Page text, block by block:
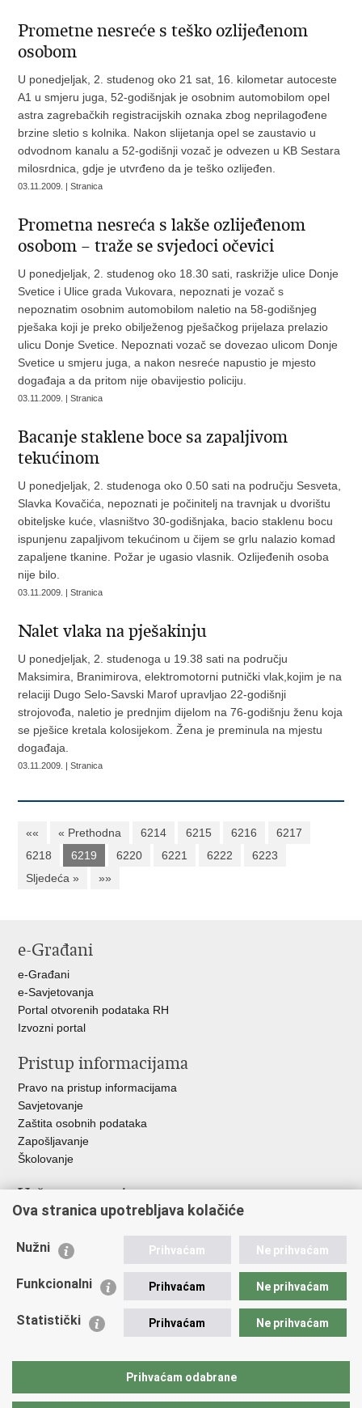
Prometne nesreće s teško ozlijeđenom
osobom
U ponedjeljak, 2. studenog oko 21 sat, 16. kilometar autoceste
A1 u smjeru juga, 52-godišnjak je osobnim automobilom opel
astra zagrebačkih registracijskih oznaka zbog neprilagođene
brzine sletio s kolnika. Nakon slijetanja opel se zaustavio u
odvodnom kanalu a 52-godišnji vozač je odvezen u KB Sestara
milosrdnica, gdje je utvrđeno da je teško ozlijeđen.
03.11.2009. | Stranica
Prometna nesreća s lakše ozlijeđenom
osobom – traže se svjedoci očevici
U ponedjeljak, 2. studenog oko 18.30 sati, raskrižje ulice Donje
Svetice i Ulice grada Vukovara, nepoznati je vozač s
nepoznatim osobnim automobilom naletio na 58-godišnjeg
pješaka koji je preko obilježenog pješačkog prijelaza prelazio
ulicu Donje Svetice. Nepoznati vozač se dovezao ulicom Donje
Svetice u smjeru juga, a nakon nesreće napustio je mjesto
događaja a da pritom nije obavijestio policiju.
03.11.2009. | Stranica
Bacanje staklene boce sa zapaljivom
tekućinom
U ponedjeljak, 2. studenoga oko 0.50 sati na području Sesveta,
Slavka Kovačića, nepoznati je počinitelj na travnjak u dvorištu
obiteljske kuće, vlasništvo 30-godišnjaka, bacio staklenu bocu
ispunjenu zapaljivom tekućinom u čijem se grlu nalazio komad
zapaljene tkanine. Požar je ugasio vlasnik. Ozlijeđenih osoba
nije bilo.
03.11.2009. | Stranica
Nalet vlaka na pješakinju
U ponedjeljak, 2. studenoga u 19.38 sati na području
Maksimira, Branimirova, elektromotorni putnički vlak,kojim je na
relaciji Dugo Selo-Savski Marof upravljao 22-godišnji
strojovođa, naletio je prednjim dijelom na 76-godišnju ženu koja
se pješice kretala kolosijekom. Žena je preminula na mjestu
događaja.
03.11.2009. | Stranica
«« « Prethodna 6214 6215 6216
6217
6218
6219 6220 6221 6222
6223
Sljedeća »
»»
e-Građani
e-Građani
e-Savjetovanja
Portal otvorenih podataka RH
Izvozni portal
Pristup informacijama
Pravo na pristup informacijama
Savjetovanje
Zaštita osobnih podataka
Zapošljavanje
Školovanje
Važne poveznice
Ministarstvo unutarnjih poslova
Udruge
Policijska akademija
Zaklada policijske solidarnosti
Vučetić"
Ova stranica upotrebljava kolačiće
Nužni Prihvaćam Ne prihvaćam
Funkcionalni Prihvaćam Ne prihvaćam
Statistički Prihvaćam Ne prihvaćam
Prihvaćam odabrane